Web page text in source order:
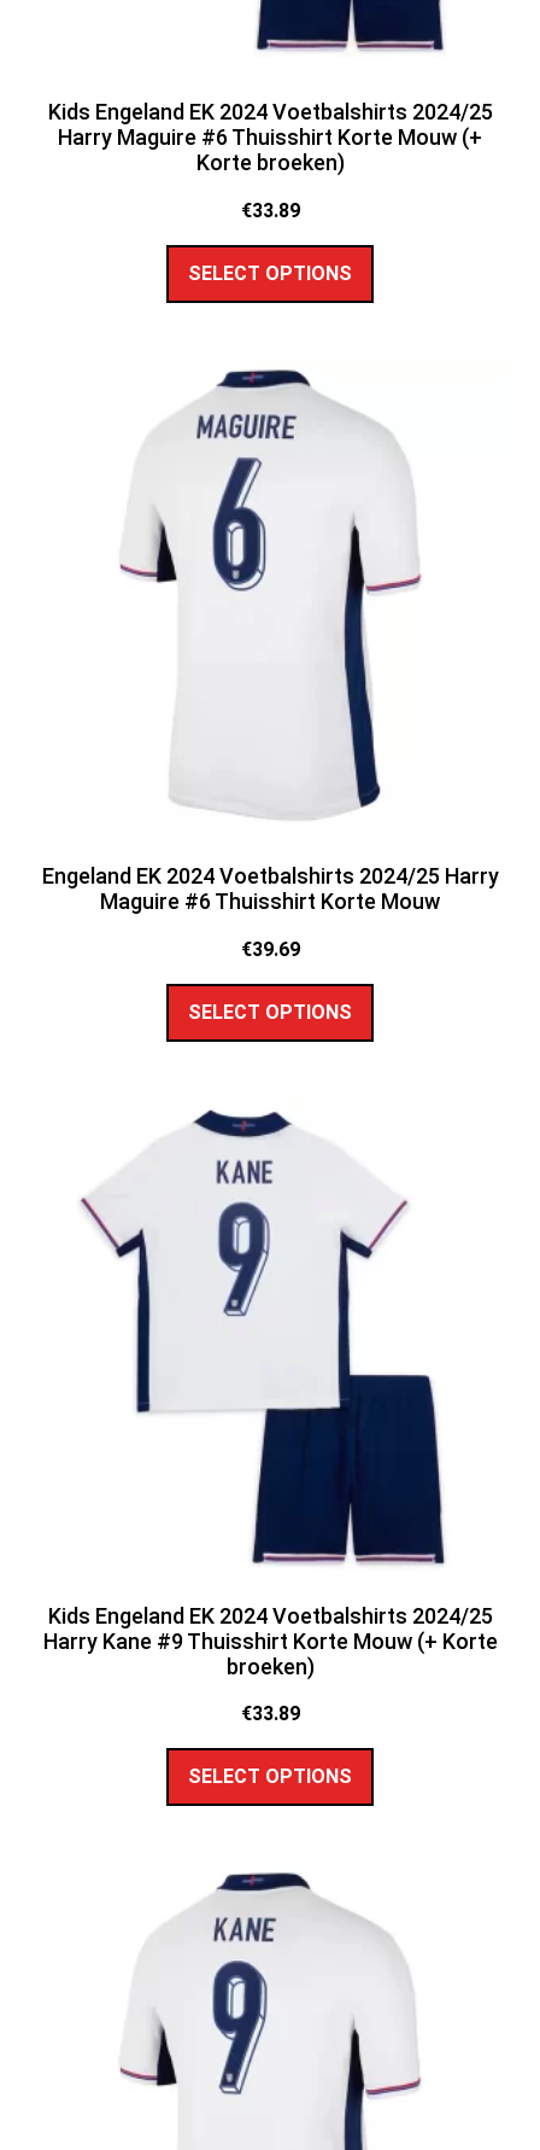
Kids Engeland EK 2024 Voetbalshirts 2024/25
Harry Maguire #6 Thuisshirt Korte Mouw (+
Korte broeken)
€33.89
SELECT OPTIONS
Engeland EK 2024 Voetbalshirts 2024/25 Harry
Maguire #6 Thuisshirt Korte Mouw
€39.69
SELECT OPTIONS
Kids Engeland EK 2024 Voetbalshirts 2024/25
Harry Kane #9 Thuisshirt Korte Mouw (+ Korte
broeken)
€33.89
SELECT OPTIONS